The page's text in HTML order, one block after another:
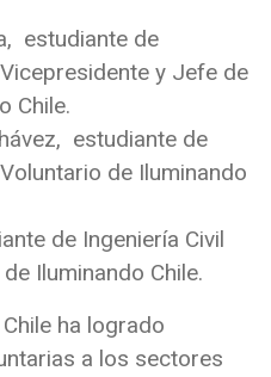
estudiante de
y Jefe de
Chile.
estudiante de
de Iluminando
de Ingeniería Civil
Iluminando Chile.
ha logrado
a los sectores